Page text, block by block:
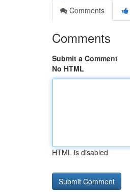
Comments
Comments
Submit a Comment
No HTML
HTML is disabled